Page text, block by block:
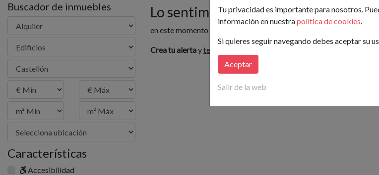
Buscador de inmuebles
Características
Accesibilidad
Lo sentimos...
en este momento no hay anuncios publicados para tu búsqueda.
Crea tu alertayte avisaremos en cuanto publiquen nuevos
Tu privacidad es importante para nosotros.
información en nuestrapolítica de cookies.
Si quieres seguir navegando debes aceptar su
Aceptar
Salir de la web